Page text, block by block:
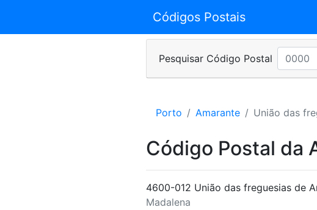
Códigos Postais
Pesquisar Código Postal
Porto Amarante União das
Código Postal da
4600-012 União das freguesias de
Madalena